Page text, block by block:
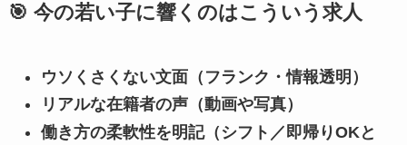
🎯 今の若い子に響くのはこういう求人
ウソくさくない文面（フランク・情報透明）
リアルな在籍者の声（動画や写真）
働き方の柔軟性を明記（シフト／即帰りOKと